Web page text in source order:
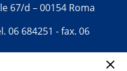
67/d – 00154 Roma
06 684251 - fax. 06